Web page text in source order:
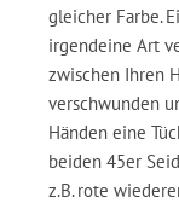
gleicher Farbe.
irgendeine Art
zwischen Ihren
verschwunden
Händen eine
beiden 45er
z.B. rote